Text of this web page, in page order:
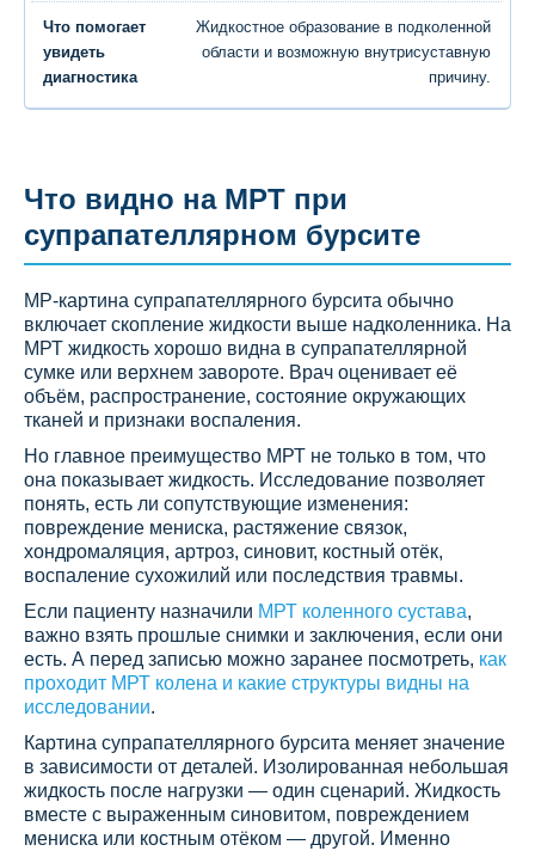
Жидкостное образование в подколенной
области и возможную внутрисуставную
причину.
Что видно на МРТ при
супрапателлярном бурсите
МР-картина супрапателлярного бурсита обычно
включает скопление жидкости выше надколенника. На
МРТ жидкость хорошо видна в супрапателлярной
сумке или верхнем завороте. Врач оценивает её
объём, распространение, состояние окружающих
тканей и признаки воспаления.
Но главное преимущество МРТ не только в том, что
она показывает жидкость. Исследование позволяет
понять, есть ли сопутствующие изменения:
повреждение мениска, растяжение связок,
хондромаляция, артроз, синовит, костный отёк,
воспаление сухожилий или последствия травмы.
Если пациенту назначили МРТ коленного сустава,
важно взять прошлые снимки и заключения, если они
есть. А перед записью можно заранее посмотреть, как
проходит МРТ колена и какие структуры видны на
исследовании.
Картина супрапателлярного бурсита меняет значение
в зависимости от деталей. Изолированная небольшая
жидкость после нагрузки — один сценарий. Жидкость
вместе с выраженным синовитом, повреждением
мениска или костным отёком — другой. Именно